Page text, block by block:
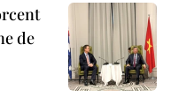
de